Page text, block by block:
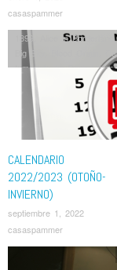
casaspammer
CALENDARIO
2022/2023 (OTOÑO-
INVIERNO)
septiembre 1, 2022
casaspammer
1899 Alice in Borderland
Big Sky
Inmortal,His Dark
Lord of the Rings: The
Hero Academia
Mythic
Slow Horses
Spy x
Good Doctor
The Good
Walking Dead
The